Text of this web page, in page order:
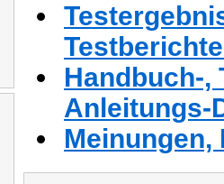
Handbuch-,
Anleitungs-